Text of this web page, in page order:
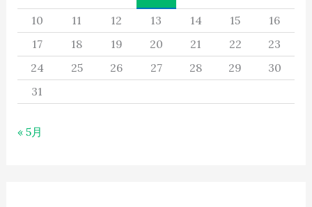
10
11 12 13 14 15
16
17
18 19 20 21 22
23
24
25 26 27 28 29
30
31
« 5月